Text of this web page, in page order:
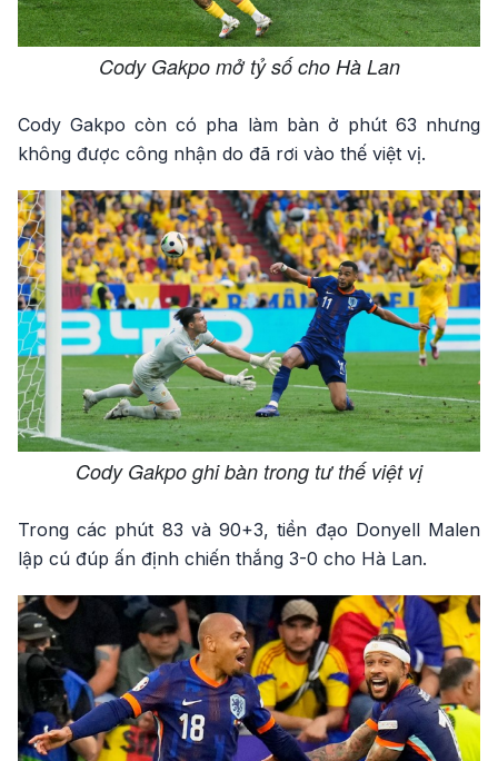
Cody Gakpo mở tỷ số cho Hà Lan
Cody Gakpo còn có pha làm bàn ở phút 63 nhưng
không được công nhận do đã rơi vào thế việt vị.
Cody Gakpo ghi bàn trong tư thế việt vị
Trong các phút 83 và 90+3, tiền đạo Donyell Malen
lập cú đúp ấn định chiến thắng 3-0 cho Hà Lan.